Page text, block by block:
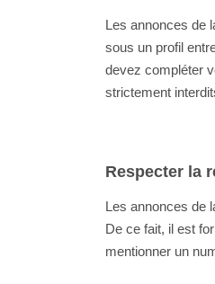
Les annonces de
sous un profil
devez compléter
strictement
Respecter la
Les annonces de
De ce fait, il est
mentionner un